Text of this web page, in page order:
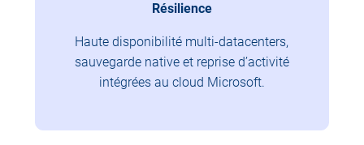
Résilience
Haute disponibilité multi-datacenters,
sauvegarde native et reprise d’activité
intégrées au cloud Microsoft.